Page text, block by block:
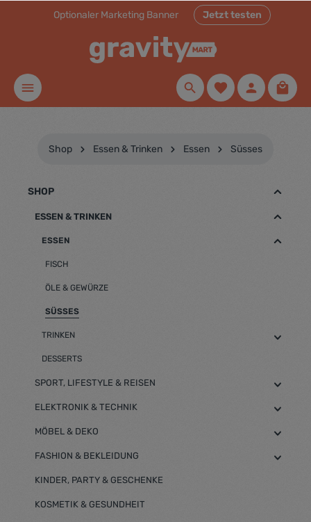
springenOptionaler Marketing Banner Jetzt testen
Shop Essen & Trinken Essen Süsses
SHOP
ESSEN & TRINKEN
ESSEN
FISCH
ÖLE & GEWÜRZE
SÜSSES
TRINKEN
DESSERTS
SPORT, LIFESTYLE & REISEN
ELEKTRONIK & TECHNIK
MÖBEL & DEKO
FASHION & BEKLEIDUNG
KINDER, PARTY & GESCHENKE
KOSMETIK & GESUNDHEIT